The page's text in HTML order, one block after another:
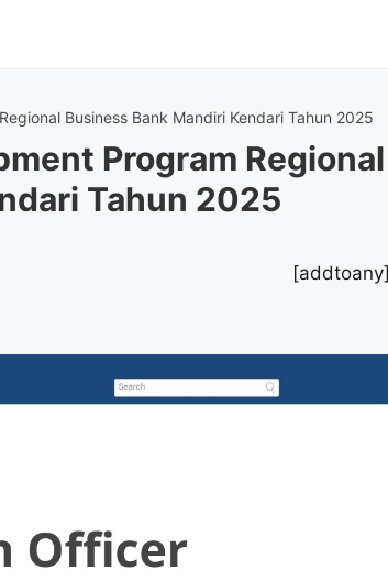
Business Bank Mandiri Kendari Tahun 2025
Program Regional
Tahun 2025
[addtoany]